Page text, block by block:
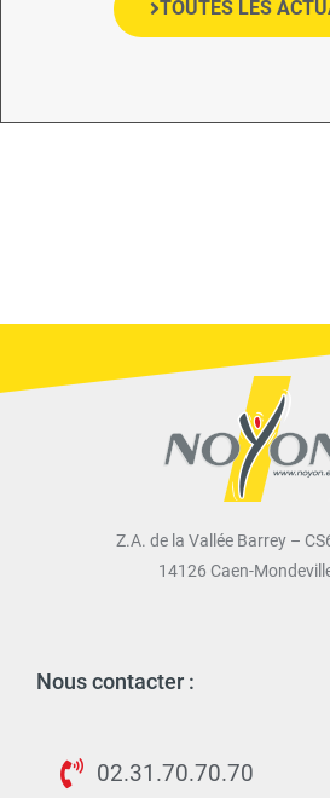
TOUTES LES
Z.A. de la Vallée Barrey –
14126 Caen-
Nous contacter :
02.31.70.70.70